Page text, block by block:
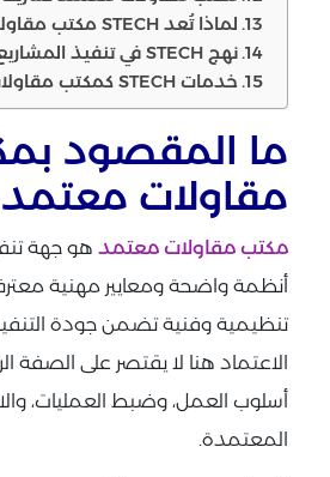
لماذا تُعد STECH مكتب مقاولات معتمد :
نهج STECH في تنفيذ المشاريع :
خدمات STECH كمكتب مقاولات :
ما المقصود
مقاولات
مكتب مقاولات معتمد هو جهة
أنظمة واضحة ومعايير مهنية معترف
تنظيمية وفنية تضمن جودة
الاعتماد هنا لا يقتصر على الصفة
أسلوب العمل، وضبط العمليات،
المعتمدة.